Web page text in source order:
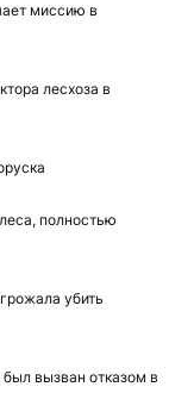
миссию в
лесхоза в
полностью
убить
был вызван отказом в